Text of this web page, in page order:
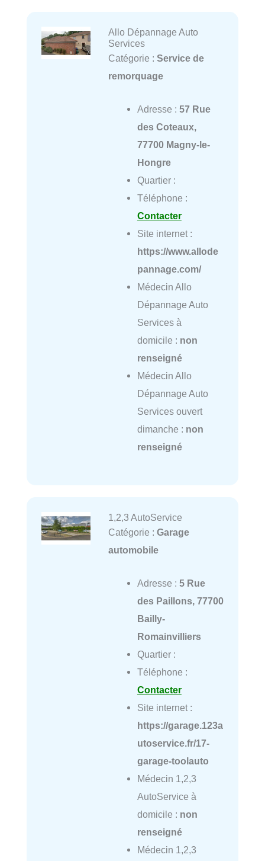
Allo Dépannage Auto
Services
Catégorie : Service de
remorquage
Adresse : 57 Rue
des Coteaux,
77700 Magny-le-
Hongre
Quartier :
Téléphone :
Contacter
Site internet :
https://www.allode
pannage.com/
Médecin Allo
Dépannage Auto
Services à
domicile : non
renseigné
Médecin Allo
Dépannage Auto
Services ouvert
dimanche : non
renseigné
1,2,3 AutoService
Catégorie : Garage
automobile
Adresse : 5 Rue
des Paillons, 77700
Bailly-
Romainvilliers
Quartier :
Téléphone :
Contacter
Site internet :
https://garage.123a
utoservice.fr/17-
garage-toolauto
Médecin 1,2,3
AutoService à
domicile : non
renseigné
Médecin 1,2,3